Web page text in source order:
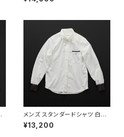
メンズ スタンダードシャツ 白×
黒
¥13,200